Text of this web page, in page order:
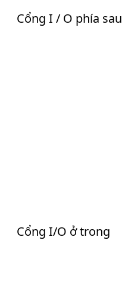
Cổng I / O phía sau
Cổng I/O ở trong